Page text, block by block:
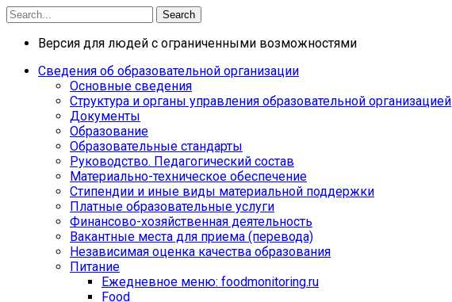
Search
Версия для людей с ограниченными возможностями
Сведения об образовательной организации
Основные сведения
Структура и органы управления образовательной организацией
Документы
Образование
Образовательные стандарты
Руководство. Педагогический состав
Материально-техническое обеспечение
Стипендии и иные виды материальной поддержки
Платные образовательные услуги
Финансово-хозяйственная деятельность
Вакантные места для приема (перевода)
Независимая оценка качества образования
Питание
Ежедневное меню: foodmonitoring.ru
Food